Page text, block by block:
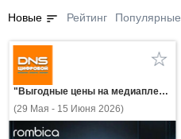
Новые sort Рейтинг Популярные
"Выгодные цены на медиаплеер Rombica!"
(29 Мая - 15 Июня 2026)